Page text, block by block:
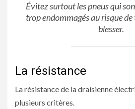
Évitez surtout les pneus qui
trop endommagés au risque
blesser.
La résistance
La résistance de la draisienne
plusieurs critères.